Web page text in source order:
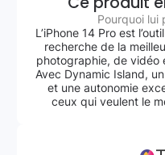
Pourquoi lui
L’iPhone 14 Pro est
recherche de la
photographie, de vidéo
Avec Dynamic Island,
et une autonomie
ceux qui veulent le